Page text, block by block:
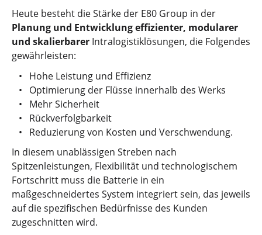
Heute besteht die Stärke der E80 Group in der
Planung und Entwicklung effizienter, modularer
und skalierbarer Intralogistiklösungen, die Folgendes
gewährleisten:
Hohe Leistung und Effizienz
Optimierung der Flüsse innerhalb des Werks
Mehr Sicherheit
Rückverfolgbarkeit
Reduzierung von Kosten und Verschwendung.
In diesem unablässigen Streben nach
Spitzenleistungen, Flexibilität und technologischem
Fortschritt muss die Batterie in ein
maßgeschneidertes System integriert sein, das jeweils
auf die spezifischen Bedürfnisse des Kunden
zugeschnitten wird.